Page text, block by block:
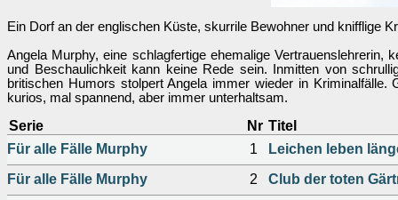
Ein Dorf an der englischen Küste, skurrile Bewohner und knifflige
Angela Murphy, eine schlagfertige ehemalige
und Beschaulichkeit kann keine Rede sein. Inmitten von
britischen Humors stolpert Angela immer wieder in
kurios, mal spannend, aber immer unterhaltsam.
Serie Nr Titel
Für alle Fälle Murphy
1
Leichen leben
Für alle Fälle Murphy
2
Club der toten